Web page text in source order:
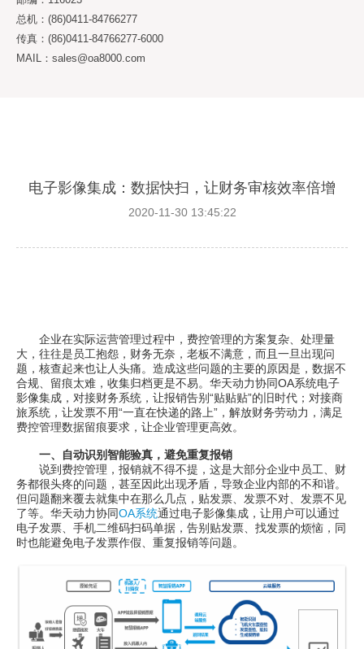
总机：(86)0411-84766277
传真：(86)0411-84766277-6000
MAIL：sales@oa8000.com
电子影像集成：数据快扫，让财务审核效率倍增
2020-11-30 13:45:22
企业在实际运营管理过程中，费控管理的方案复杂、处理量
大，往往是员工抱怨，财务无奈，老板不满意，而且一旦出现问
题，核查起来也让人头痛。造成这些问题的主要的原因是，数据不
合规、留痕太难，收集归档更是不易。华天动力协同OA系统电子
影像集成，对接财务系统，让报销告别“贴贴贴”的旧时代；对接商
旅系统，让发票不用“一直在快递的路上”，解放财务劳动力，满足
费控管理数据留痕要求，让企业管理更高效。
一、自动识别智能验真，避免重复报销
说到费控管理，报销就不得不提，这是大部分企业中员工、财
务都很头疼的问题，甚至因此出现矛盾，导致企业内部的不和谐。
但问题翻来覆去就集中在那么几点，贴发票、发票不对、发票不见
了等。华天动力协同OA系统通过电子影像集成，让用户可以通过
电子发票、手机二维码扫码单据，告别贴发票、找发票的烦恼，同
时也能避免电子发票作假、重复报销等问题。